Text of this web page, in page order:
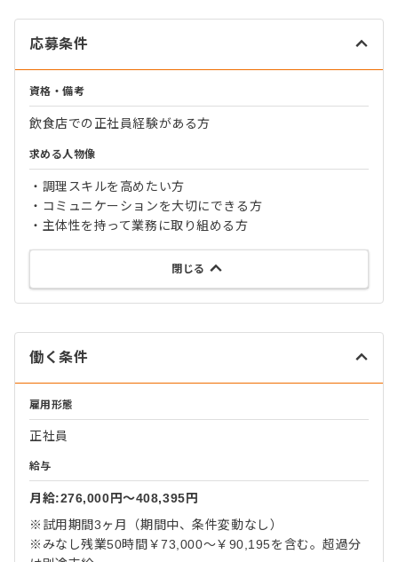
応募条件
資格・備考
飲食店での正社員経験がある方
求める人物像
・調理スキルを高めたい方
・コミュニケーションを大切にできる方
・主体性を持って業務に取り組める方
閉じる
働く条件
雇用形態
正社員
給与
月給:276,000円〜408,395円
※試用期間3ヶ月（期間中、条件変動なし）
※みなし残業50時間￥73,000～￥90,195を含む。超過分